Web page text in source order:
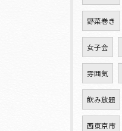
野菜巻き
女子会
雰囲気
飲み放題
西東京市